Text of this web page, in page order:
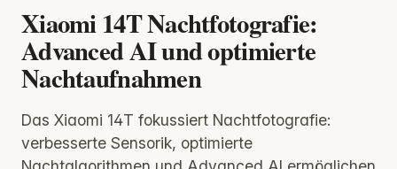
Xiaomi 14T Nachtfotografie:
Advanced AI und optimierte
Nachtaufnahmen
Das Xiaomi 14T fokussiert Nachtfotografie:
verbesserte Sensorik, optimierte